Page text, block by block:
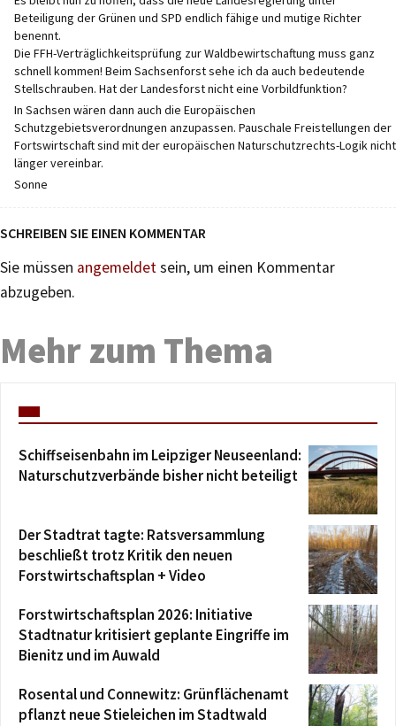
Beteiligung der Grünen und SPD endlich fähige und mutige Richter
benennt.
Die FFH-Verträglichkeitsprüfung zur Waldbewirtschaftung muss ganz
schnell kommen! Beim Sachsenforst sehe ich da auch bedeutende
Stellschrauben. Hat der Landesforst nicht eine Vorbildfunktion?
In Sachsen wären dann auch die Europäischen
Schutzgebietsverordnungen anzupassen. Pauschale Freistellungen der
Fortswirtschaft sind mit der europäischen Naturschutzrechts-Logik nicht
länger vereinbar.
Sonne
SCHREIBEN SIE EINEN KOMMENTAR
Sie müssen angemeldetsein, um einen Kommentar
abzugeben.
Mehr zum Thema
Schiffseisenbahn im Leipziger Neuseenland:
Naturschutzverbände bisher nicht beteiligt
Der Stadtrat tagte: Ratsversammlung
beschließt trotz Kritik den neuen
Forstwirtschaftsplan + Video
Forstwirtschaftsplan 2026: Initiative
Stadtnatur kritisiert geplante Eingriffe im
Bienitz und im Auwald
Rosental und Connewitz: Grünflächenamt
pflanzt neue Stieleichen im Stadtwald